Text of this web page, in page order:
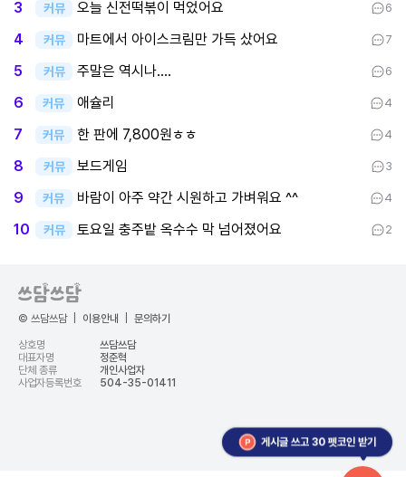
3 커뮤 오늘 신전떡볶이 먹었어요 6
4 커뮤 마트에서 아이스크림만 가득 샀어요 7
5 커뮤 주말은 역시나.... 6
6 커뮤 애슐리 4
7 커뮤 한 판에 7,800원ㅎㅎ 4
8 커뮤 보드게임 3
9 커뮤 바람이 아주 약간 시원하고 가벼워요 ^^ 4
10 커뮤 토요일 충주밭 옥수수 막 넘어졌어요 2
게시글 쓰고 30 펫코인 받기
© 쓰담쓰담 이용안내 문의하기
상호명
쓰담쓰담
대표자명
정준혁
단체 종류
개인사업자
사업자등록번호
504-35-01411